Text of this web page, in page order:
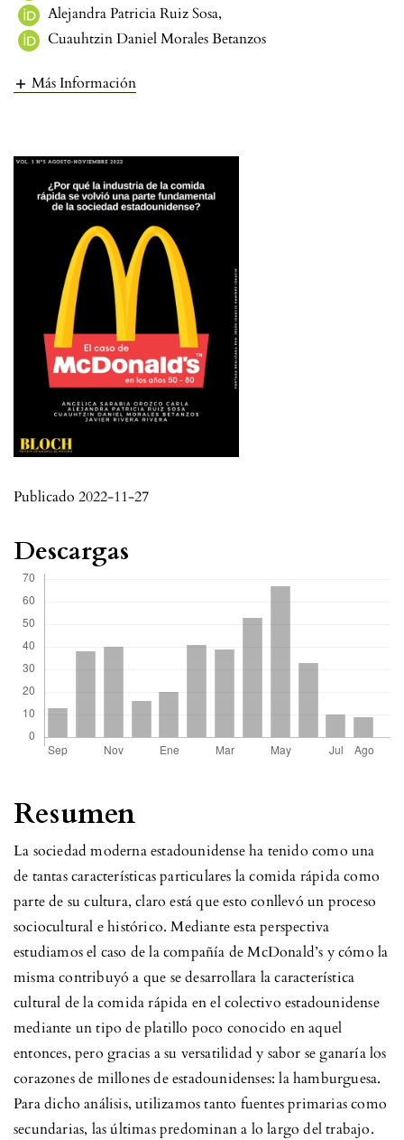
Alejandra Patricia Ruiz Sosa,
Cuauhtzin Daniel Morales Betanzos
Más Información
Publicado 2022-11-27
Resumen
La sociedad moderna estadounidense ha tenido como una
de tantas características particulares la comida rápida como
parte de su cultura, claro está que esto conllevó un proceso
sociocultural e histórico. Mediante esta perspectiva
estudiamos el caso de la compañía de McDonald’s y cómo la
misma contribuyó a que se desarrollara la característica
cultural de la comida rápida en el colectivo estadounidense
mediante un tipo de platillo poco conocido en aquel
entonces, pero gracias a su versatilidad y sabor se ganaría los
corazones de millones de estadounidenses: la hamburguesa.
Para dicho análisis, utilizamos tanto fuentes primarias como
secundarias, las últimas predominan a lo largo del trabajo.
Descargas